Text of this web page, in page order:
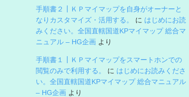
手順書２┃ＫＰマイマップを自身がオーナーと
なりカスタマイズ・活用する。
に はじめにお読
みください。全国直轄国道KPマイマップ 総合マ
ニュアル – HG企画 より
手順書１┃ＫＰマイマップをスマートホンでの
閲覧のみで利用する。
に はじめにお読みくださ
い。全国直轄国道KPマイマップ 総合マニュアル
– HG企画 より